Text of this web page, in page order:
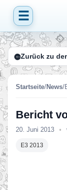
☰
Zurück zu
Startseite/News/
Bericht
20. Juni 2013 •
E3 2013